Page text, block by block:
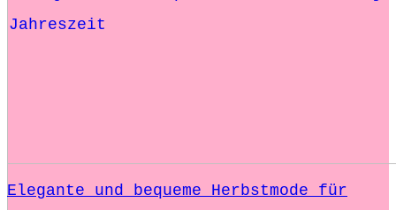
Elegante und bequeme Herbstmode für